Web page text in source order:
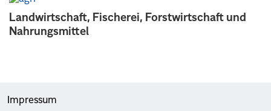
Landwirtschaft, Fischerei, Forstwirtschaft und
Nahrungsmittel
Impressum